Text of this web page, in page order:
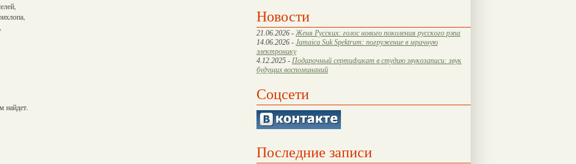
Новости
21.06.2026 - Женя Русских: голос нового поколения русского рэпа
14.06.2026 - Jamaica Suk Spektrum: погружение в мрачную
электронику
4.12.2025 - Подарочный сертификат в студию звукозаписи: звук
будущих воспоминаний
Соцсети
Последние записи
найдет.